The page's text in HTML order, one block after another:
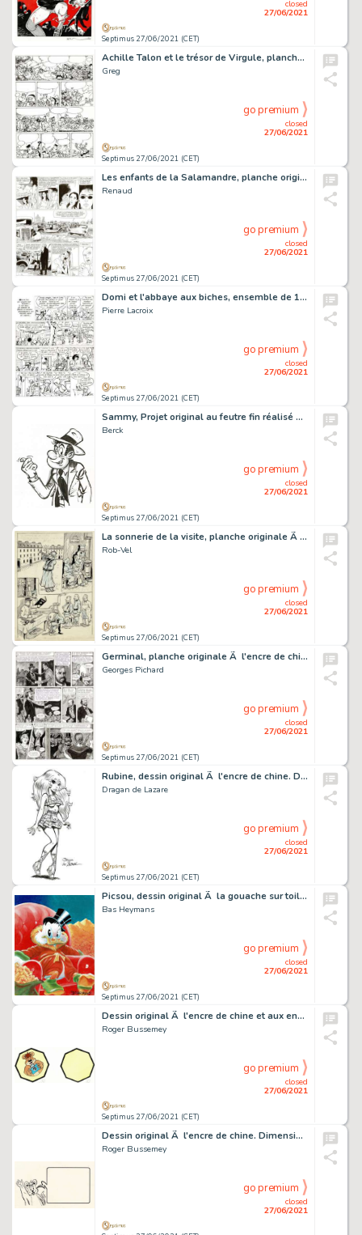
Septimus 27/06/2021 (CET)
closed
27/06/2021
Achille Talon et le trésor de Virgule, planche originale…
Greg
Septimus 27/06/2021 (CET)
closed
27/06/2021
go premium
Les enfants de la Salamandre, planche originale Ã …
Renaud
Septimus 27/06/2021 (CET)
closed
27/06/2021
go premium
Domi et l'abbaye aux biches, ensemble de 10 planches…
Pierre Lacroix
Septimus 27/06/2021 (CET)
closed
27/06/2021
go premium
Sammy, Projet original au feutre fin réalisé pour le…
Berck
Septimus 27/06/2021 (CET)
closed
27/06/2021
go premium
La sonnerie de la visite, planche originale Ã l'encre…
Rob-Vel
Septimus 27/06/2021 (CET)
closed
27/06/2021
go premium
Germinal, planche originale Ã l'encre de chine.…
Georges Pichard
Septimus 27/06/2021 (CET)
closed
27/06/2021
go premium
Rubine, dessin original Ã l'encre de chine. Dimensions…
Dragan de Lazare
Septimus 27/06/2021 (CET)
closed
27/06/2021
go premium
Picsou, dessin original Ã la gouache sur toile. Dimensions…
Bas Heymans
Septimus 27/06/2021 (CET)
closed
27/06/2021
go premium
Dessin original Ã l'encre de chine et aux encres de…
Roger Bussemey
Septimus 27/06/2021 (CET)
closed
27/06/2021
go premium
Dessin original Ã l'encre de chine. Dimensions : 27 cm…
Roger Bussemey
closed
27/06/2021
go premium